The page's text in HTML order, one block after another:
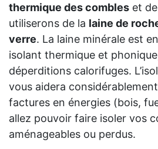
thermique des combles et
utiliserons de la laine de
verre. La laine minérale est
isolant thermique et
déperditions calorifuges.
vous aidera
factures en énergies (bois,
allez pouvoir faire isoler vos
aménageables ou perdus.